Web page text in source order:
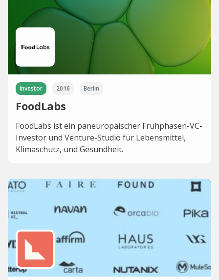
Investor 2016 Berlin
FoodLabs
FoodLabs ist ein paneuropäischer Frühphasen-VC-
Investor und Venture-Studio für Lebensmittel,
Klimaschutz, und Gesundheit.